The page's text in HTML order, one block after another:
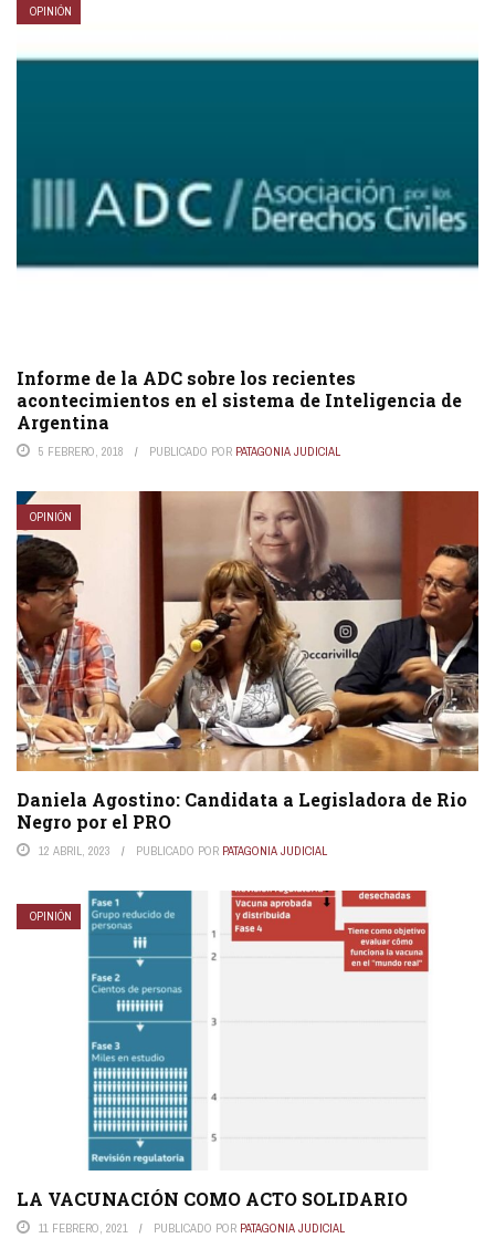
OPINIÓN
Informe de la ADC sobre los recientes
acontecimientos en el sistema de Inteligencia de
Argentina
5 FEBRERO, 2018 PUBLICADO POR PATAGONIA JUDICIAL
OPINIÓN
Daniela Agostino: Candidata a Legisladora de Rio
Negro por el PRO
12 ABRIL, 2023 PUBLICADO POR PATAGONIA JUDICIAL
OPINIÓN
LA VACUNACIÓN COMO ACTO SOLIDARIO
11 FEBRERO, 2021 PUBLICADO POR PATAGONIA JUDICIAL